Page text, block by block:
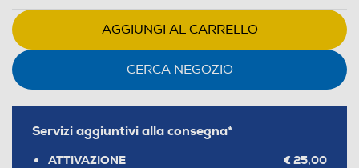
AGGIUNGI AL CARRELLO
CERCA NEGOZIO
Servizi aggiuntivi alla consegna*
ATTIVAZIONE
€ 25,00